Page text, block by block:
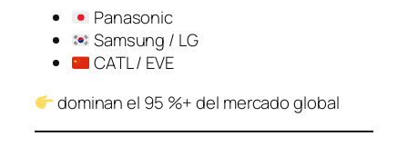
Panasonic
Samsung / LG
CATL / EVE
dominan el 95 %+ del mercado global